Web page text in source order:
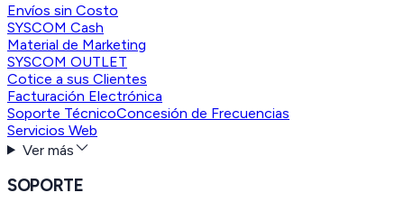
Envíos sin Costo
SYSCOM Cash
Material de Marketing
SYSCOM OUTLET
Cotice a sus Clientes
Facturación Electrónica
Soporte TécnicoConcesión de Frecuencias
Servicios Web
Ver más
SOPORTE